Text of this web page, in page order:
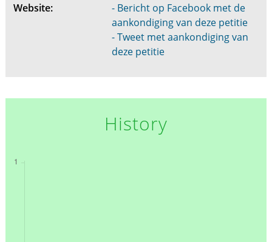
Website:
- Bericht op Facebook met de
aankondiging van deze petitie
- Tweet met aankondiging van
deze petitie
History